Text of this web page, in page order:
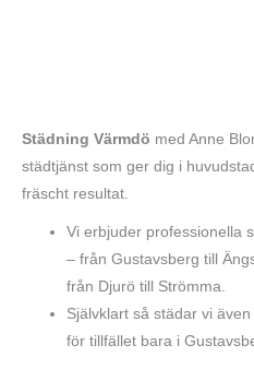
Städning Värmdö med Anne
städtjänst som ger dig i
fräscht resultat.
Vi erbjuder professionella
– från Gustavsberg till
från Djurö till Strömma.
Självklart så städar vi
för tillfället bara i